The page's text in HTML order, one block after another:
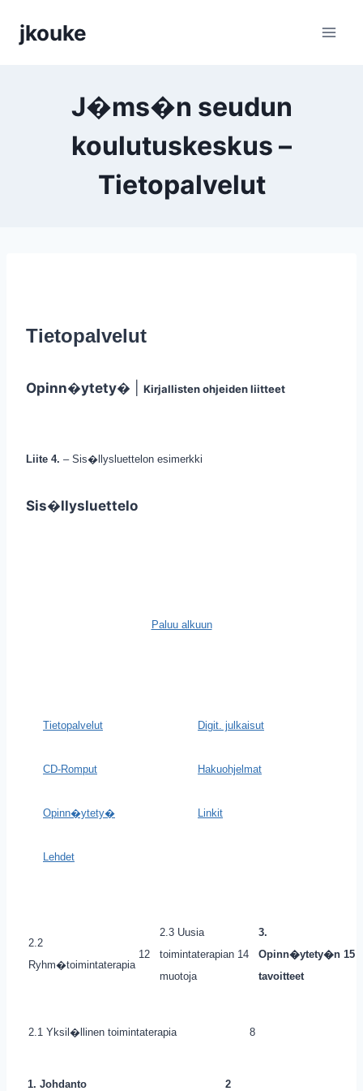
sisältöön
jkouke
J�ms�n seudun
koulutuskeskus –
Tietopalvelut
Tietopalvelut
Opinn�ytety� Kirjallisten ohjeiden liitteet
Liite 4. – Sis�llysluettelon esimerkki
Sis�llysluettelo
Paluu alkuun
Tietopalvelut Digit. julkaisut
CD-Romput Hakuohjelmat
Opinn�ytety� Linkit
Lehdet
2.2
Ryhm�toimintaterapia
12
2.3 Uusia
toimintaterapian
muotoja
14
3.
Opinn�ytety�n
tavoitteet
15
2.1 Yksil�llinen toimintaterapia 8
1. Johdanto 2